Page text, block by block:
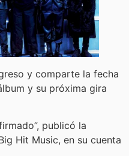
y comparte la fecha
y su próxima gira
publicó la
Hit Music, en su cuenta